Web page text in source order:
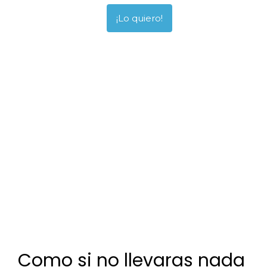
¡Lo quiero!
Como si no llevaras nada